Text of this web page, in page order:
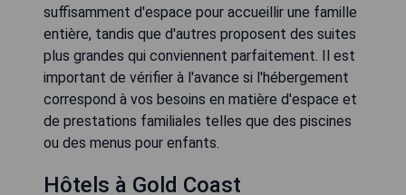
suffisamment d'espace pour accueillir une famille
entière, tandis que d'autres proposent des suites
plus grandes qui conviennent parfaitement. Il est
important de vérifier à l'avance si l'hébergement
correspond à vos besoins en matière d'espace et
de prestations familiales telles que des piscines
ou des menus pour enfants.
Hôtels à Gold Coast